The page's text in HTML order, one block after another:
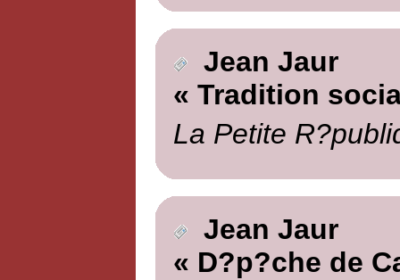
Jean Jaur
« Tradition
La Petite
Jean Jaur
« D?p?che de